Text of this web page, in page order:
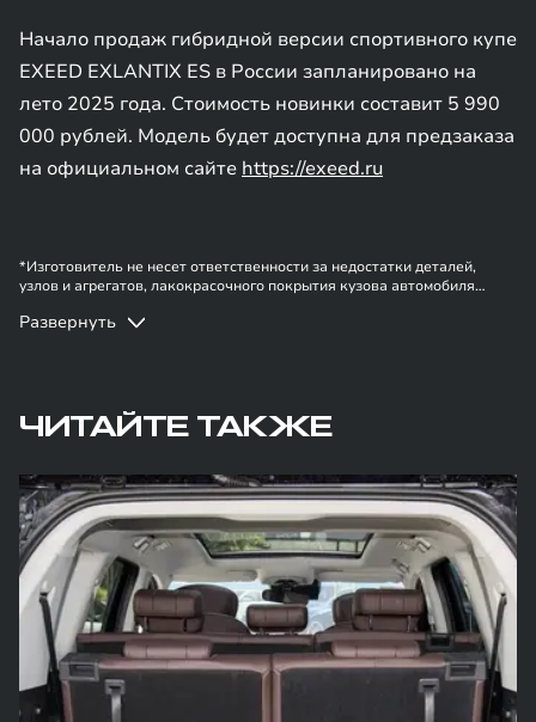
Начало продаж гибридной версии спортивного купе
EXEED EXLANTIX ES в России запланировано на
лето 2025 года. Стоимость новинки составит 5 990
000 рублей. Модель будет доступна для предзаказа
на официальном сайте https://exeed.ru
*Изготовитель не несет ответственности за недостатки деталей,
узлов и агрегатов, лакокрасочного покрытия кузова автомобиля
правил эксплуатации, хранения или транспортировки автомобиля,
Развернуть
ЧИТАЙТЕ ТАКЖЕ